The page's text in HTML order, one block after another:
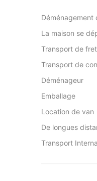
Déménagement
La maison se
Transport de fret
Transport de
Déménageur
Emballage
Location de van
De longues
Transport